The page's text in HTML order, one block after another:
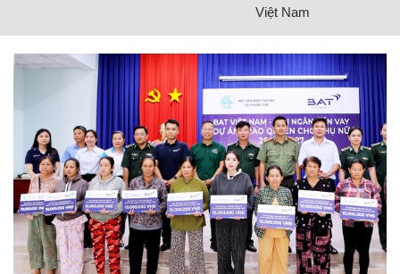
Việt Nam